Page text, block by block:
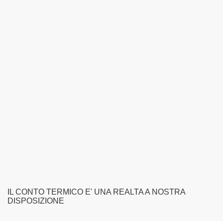
IL CONTO TERMICO E' UNA REALTA A NOSTRA
DISPOSIZIONE